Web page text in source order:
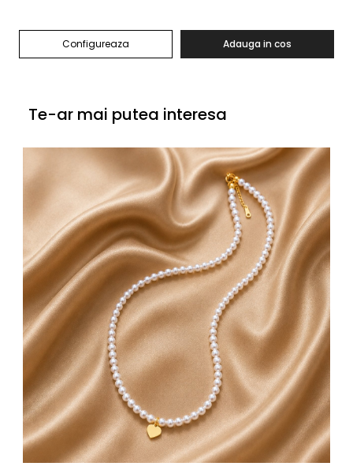
Configureaza Adauga in cos
Te-ar mai putea interesa